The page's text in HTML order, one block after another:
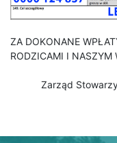
ZA DOKONANE
RODZICAMI I NASZYM
Zarząd